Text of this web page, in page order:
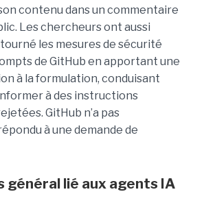
contenu dans un commentaire
Les chercheurs ont aussi
les mesures de sécurité
de GitHub en apportant une
à la formulation, conduisant
à des instructions
GitHub n’a pas
à une demande de
général lié aux agents IA